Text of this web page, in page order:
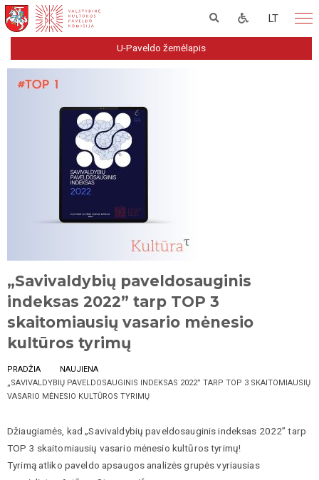
LT
U-Paveldo žemėlapis
„Savivaldybių paveldosauginis
indeksas 2022” tarp TOP 3
skaitomiausių vasario mėnesio
kultūros tyrimų
PRADŽIA
NAUJIENA
„SAVIVALDYBIŲ PAVELDOSAUGINIS INDEKSAS 2022” TARP TOP 3 SKAITOMIAUSIŲ
VASARIO MĖNESIO KULTŪROS TYRIMŲ
Džiaugiamės, kad „Savivaldybių paveldosauginis indeksas 2022” tarp
TOP 3 skaitomiausių vasario mėnesio kultūros tyrimų!
Tyrimą atliko paveldo apsaugos analizės grupės vyriausias